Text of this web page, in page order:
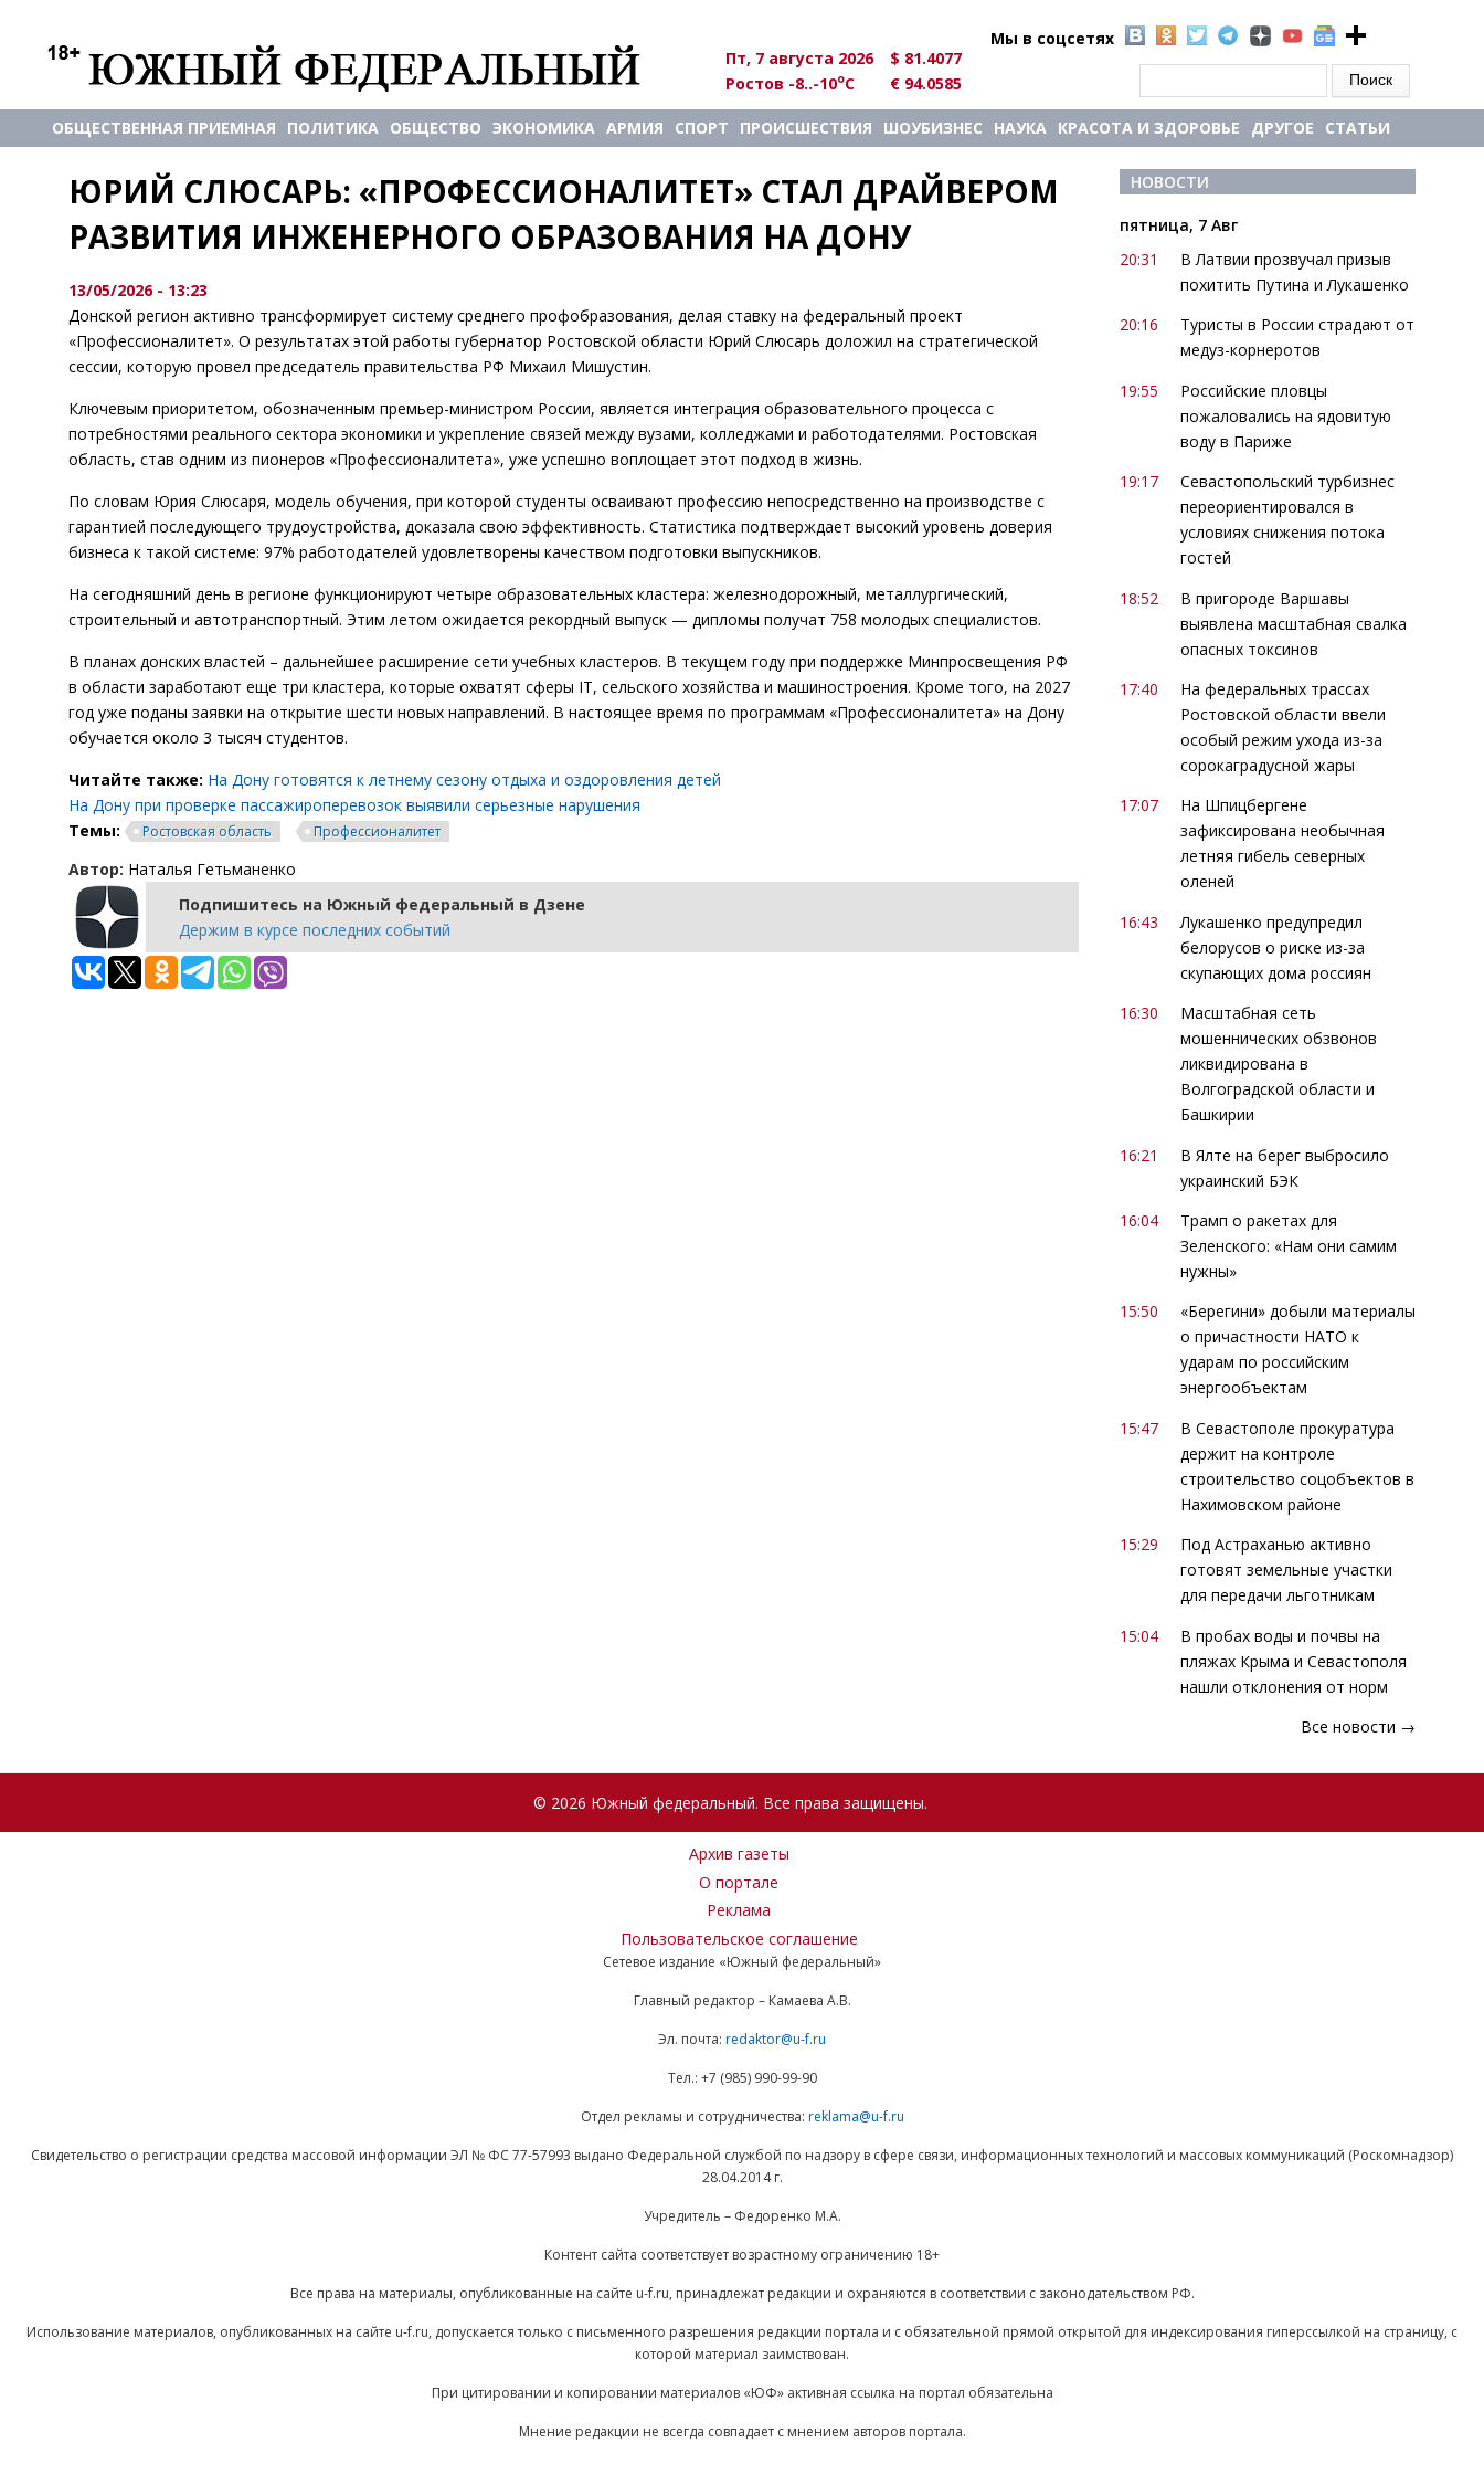
Мы в соцсетях
Пт, 7 августа 2026
$ 81.4077
Ростов -8..-10oC € 94.0585
ОБЩЕСТВЕННАЯ ПРИЕМНАЯ ПОЛИТИКА ОБЩЕСТВО ЭКОНОМИКА АРМИЯ СПОРТ ПРОИСШЕСТВИЯ ШОУБИЗНЕС НАУКА КРАСОТА И ЗДОРОВЬЕ ДРУГОЕ СТАТЬИ
ЮРИЙ СЛЮСАРЬ: «ПРОФЕССИОНАЛИТЕТ» СТАЛ ДРАЙВЕРОМ
РАЗВИТИЯ ИНЖЕНЕРНОГО ОБРАЗОВАНИЯ НА ДОНУ
13/05/2026 - 13:23
Донской регион активно трансформирует систему среднего профобразования, делая ставку на федеральный проект
«Профессионалитет». О результатах этой работы губернатор Ростовской области Юрий Слюсарь доложил на стратегической
сессии, которую провел председатель правительства РФ Михаил Мишустин.
Ключевым приоритетом, обозначенным премьер-министром России, является интеграция образовательного процесса с
потребностями реального сектора экономики и укрепление связей между вузами, колледжами и работодателями. Ростовская
область, став одним из пионеров «Профессионалитета», уже успешно воплощает этот подход в жизнь.
По словам Юрия Слюсаря, модель обучения, при которой студенты осваивают профессию непосредственно на производстве с
гарантией последующего трудоустройства, доказала свою эффективность. Статистика подтверждает высокий уровень доверия
бизнеса к такой системе: 97% работодателей удовлетворены качеством подготовки выпускников.
На сегодняшний день в регионе функционируют четыре образовательных кластера: железнодорожный, металлургический,
строительный и автотранспортный. Этим летом ожидается рекордный выпуск — дипломы получат 758 молодых специалистов.
В планах донских властей – дальнейшее расширение сети учебных кластеров. В текущем году при поддержке Минпросвещения РФ
в области заработают еще три кластера, которые охватят сферы IT, сельского хозяйства и машиностроения. Кроме того, на 2027
год уже поданы заявки на открытие шести новых направлений. В настоящее время по программам «Профессионалитета» на Дону
обучается около 3 тысяч студентов.
Читайте также: На Дону готовятся к летнему сезону отдыха и оздоровления детей
На Дону при проверке пассажироперевозок выявили серьезные нарушения
Темы:
Ростовская область Профессионалитет
Автор: Наталья Гетьманенко
Подпишитесь на Южный федеральный в Дзене
Держим в курсе последних событий
НОВОСТИ
пятница, 7 Авг
20:31
В Латвии прозвучал призыв
похитить Путина и Лукашенко
20:16
Туристы в России страдают от
медуз-корнеротов
19:55
Российские пловцы
пожаловались на ядовитую
воду в Париже
19:17
Севастопольский турбизнес
переориентировался в
условиях снижения потока
гостей
18:52
В пригороде Варшавы
выявлена масштабная свалка
опасных токсинов
17:40
На федеральных трассах
Ростовской области ввели
особый режим ухода из-за
сорокаградусной жары
17:07
На Шпицбергене
зафиксирована необычная
летняя гибель северных
оленей
16:43
Лукашенко предупредил
белорусов о риске из-за
скупающих дома россиян
16:30
Масштабная сеть
мошеннических обзвонов
ликвидирована в
Волгоградской области и
Башкирии
16:21
В Ялте на берег выбросило
украинский БЭК
16:04
Трамп о ракетах для
Зеленского: «Нам они самим
нужны»
15:50
«Берегини» добыли материалы
о причастности НАТО к
ударам по российским
энергообъектам
15:47
В Севастополе прокуратура
держит на контроле
строительство соцобъектов в
Нахимовском районе
15:29
Под Астраханью активно
готовят земельные участки
для передачи льготникам
15:04
В пробах воды и почвы на
пляжах Крыма и Севастополя
нашли отклонения от норм
Все новости →
© 2026 Южный федеральный. Все права защищены.
Архив газеты
О портале
Реклама
Пользовательское соглашение
Сетевое издание «Южный федеральный»
Главный редактор – Камаева А.В.
Эл. почта: redaktor@u-f.ru
Тел.: +7 (985) 990-99-90
Отдел рекламы и сотрудничества: reklama@u-f.ru
Свидетельство о регистрации средства массовой информации ЭЛ № ФС 77-57993 выдано Федеральной службой по надзору в сфере связи, информационных технологий и массовых коммуникаций (Роскомнадзор)
28.04.2014 г.
Учредитель – Федоренко М.А.
Контент сайта соответствует возрастному ограничению 18+
Все права на материалы, опубликованные на сайте u-f.ru, принадлежат редакции и охраняются в соответствии с законодательством РФ.
Использование материалов, опубликованных на сайте u-f.ru, допускается только с письменного разрешения редакции портала и с обязательной прямой открытой для индексирования гиперссылкой на страницу, с
которой материал заимствован.
При цитировании и копировании материалов «ЮФ» активная ссылка на портал обязательна
Мнение редакции не всегда совпадает с мнением авторов портала.